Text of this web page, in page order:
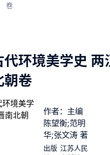
卷
代环境美学史 两
朝卷
作者：主编
陈望衡;范明
华;张文涛 著
出版 江苏人民